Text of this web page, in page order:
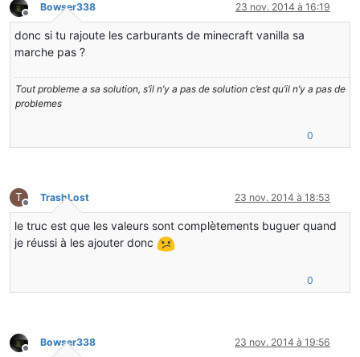
Hors-ligne
Bowser338 23 nov. 2014 à 16:19
donc si tu rajoute les carburants de minecraft vanilla sa
marche pas ?
Tout probleme a sa solution, s’il n’y a pas de solution c’est qu’il n’y a pas de
problemes
0
T
Hors-ligne
TrashLost 23 nov. 2014 à 18:53
le truc est que les valeurs sont complètements buguer quand
je réussi à les ajouter donc
0
Hors-ligne
Bowser338 23 nov. 2014 à 19:56